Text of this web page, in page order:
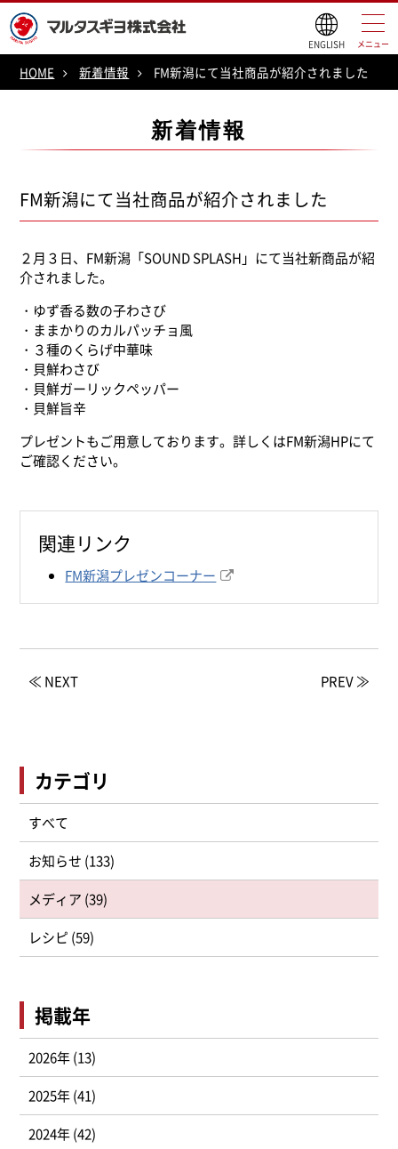
ENGLISH メニュー
HOME 新着情報 FM新潟にて当社商品が紹介されました
新着情報
FM新潟にて当社商品が紹介されました
２月３日、FM新潟「SOUND SPLASH」にて当社新商品が紹
介されました。
・ゆず香る数の子わさび
・ままかりのカルパッチョ風
・３種のくらげ中華味
・貝鮮わさび
・貝鮮ガーリックペッパー
・貝鮮旨辛
プレゼントもご用意しております。詳しくはFM新潟HPにて
ご確認ください。
関連リンク
FM新潟プレゼンコーナー
≪ NEXT PREV ≫
カテゴリ
すべて
お知らせ (133)
メディア (39)
レシピ (59)
掲載年
2026年 (13)
2025年 (41)
2024年 (42)